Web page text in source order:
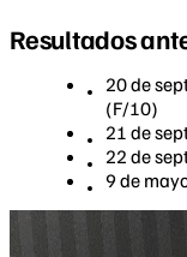
Resultados
20 de
(F/10)
21 de
22 de
9 de